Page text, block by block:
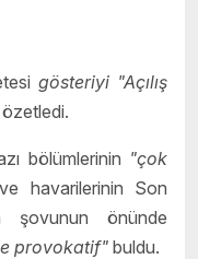
gösteriyi "Açılış
özetledi.
bölümlerinin "çok
havarilerinin Son
şovunun önünde
provokatif" buldu.